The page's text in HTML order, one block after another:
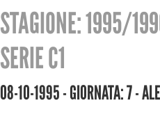
STAGIONE: 1995/
SERIE C1
08-10-1995 - GIORNATA: 7 -